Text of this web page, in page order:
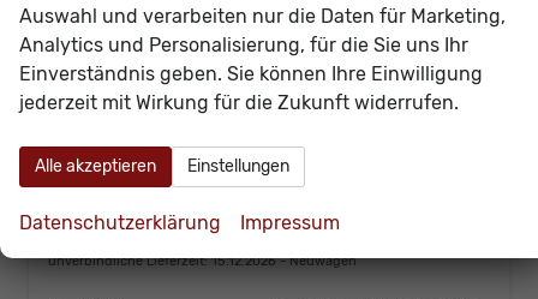
Cupra Terramar
unverbindliche Lieferzeit:15.12.2026 Neuwagen
Auswahl und verarbeiten nur die Daten für Marketing,
Analytics und Personalisierung, für die Sie uns Ihr
Einverständnis geben. Sie können Ihre Einwilligung
jederzeit mit Wirkung für die Zukunft widerrufen.
Alle akzeptieren Einstellungen
Datenschutzerklärung Impressum